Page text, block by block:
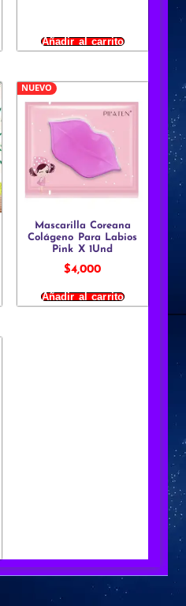
Añadir al carrito
NUEVO
Mascarilla Coreana
Colágeno Para Labios
Pink X 1Und
$4,000
Añadir al carrito